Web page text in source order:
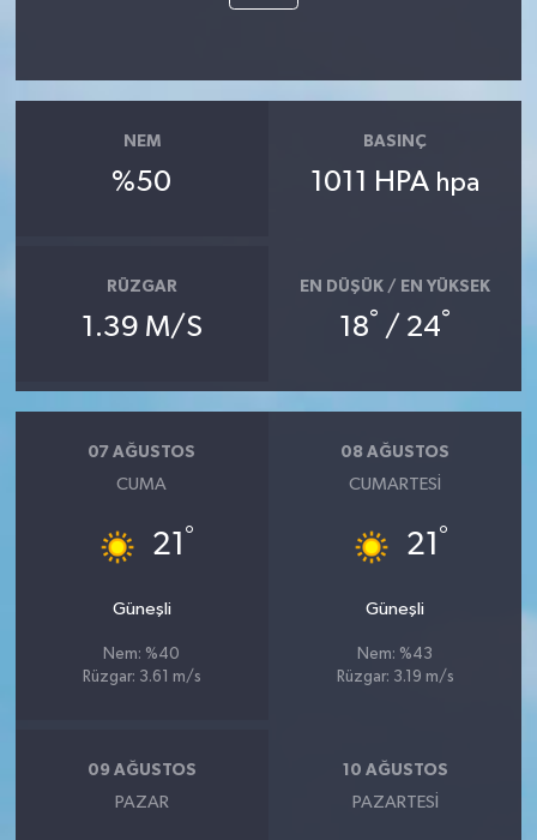
NEM
%50
BASINÇ
1011 HPA hpa
RÜZGAR
1.39 M/S
EN DÜŞÜK / EN YÜKSEK
18° / 24°
07 AĞUSTOS
CUMA
21 °
Güneşli
Nem: %40
Rüzgar: 3.61 m/s
08 AĞUSTOS
CUMARTESI
21 °
Güneşli
Nem: %43
Rüzgar: 3.19 m/s
09 AĞUSTOS
PAZAR
10 AĞUSTOS
PAZARTESI